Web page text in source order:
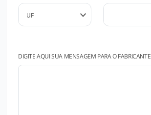
DIGITE AQUI SUA MENSAGEM PARA O FABRICANTE